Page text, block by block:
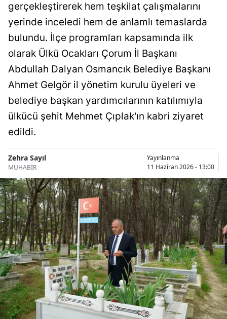
Bilecik
Bingöl
Bitlis
Bolu
Burdur
Bursa
Çankırı
Çorum
Denizli
Diyarbakır
Edirne
Elazığ
Erzincan
Erzurum
gerçekleştirerek hem teşkilat çalışmalarını
yerinde inceledi hem de anlamlı temaslarda
bulundu. İlçe programları kapsamında ilk
olarak Ülkü Ocakları Çorum İl Başkanı
Abdullah Dalyan Osmancık Belediye Başkanı
Ahmet Gelgör il yönetim kurulu üyeleri ve
belediye başkan yardımcılarının katılımıyla
ülkücü şehit Mehmet Çıplak'ın kabri ziyaret
edildi.
Zehra Sayıl
MUHABİR
Yayınlanma
11 Haziran 2026 - 13:00